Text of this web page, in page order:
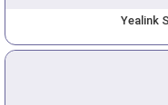
Yealink